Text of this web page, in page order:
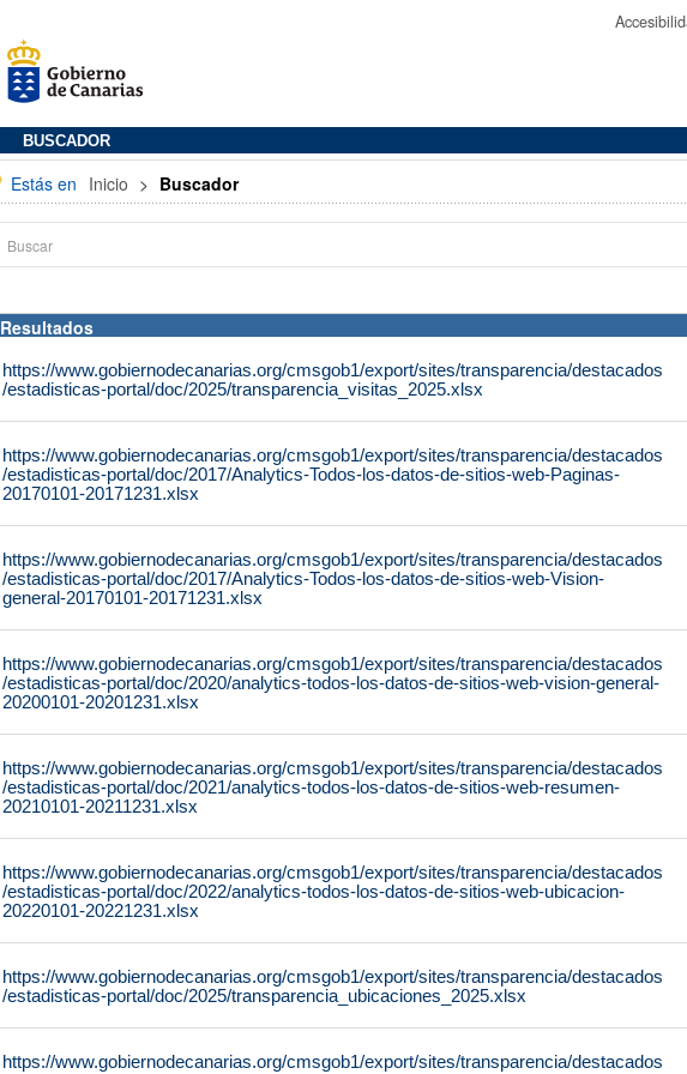
BUSCADOR
Estás en Inicio > Buscador
Resultados
https://www.gobiernodecanarias.org/cmsgob1/export/sites/transparencia/destacados
/estadisticas-portal/doc/2025/transparencia_visitas_2025.xlsx
https://www.gobiernodecanarias.org/cmsgob1/export/sites/transparencia/destacados
/estadisticas-portal/doc/2017/Analytics-Todos-los-datos-de-sitios-web-Paginas-
20170101-20171231.xlsx
https://www.gobiernodecanarias.org/cmsgob1/export/sites/transparencia/destacados
/estadisticas-portal/doc/2017/Analytics-Todos-los-datos-de-sitios-web-Vision-
general-20170101-20171231.xlsx
https://www.gobiernodecanarias.org/cmsgob1/export/sites/transparencia/destacados
/estadisticas-portal/doc/2020/analytics-todos-los-datos-de-sitios-web-vision-general-
20200101-20201231.xlsx
https://www.gobiernodecanarias.org/cmsgob1/export/sites/transparencia/destacados
/estadisticas-portal/doc/2021/analytics-todos-los-datos-de-sitios-web-resumen-
20210101-20211231.xlsx
https://www.gobiernodecanarias.org/cmsgob1/export/sites/transparencia/destacados
/estadisticas-portal/doc/2022/analytics-todos-los-datos-de-sitios-web-ubicacion-
20220101-20221231.xlsx
https://www.gobiernodecanarias.org/cmsgob1/export/sites/transparencia/destacados
/estadisticas-portal/doc/2025/transparencia_ubicaciones_2025.xlsx
https://www.gobiernodecanarias.org/cmsgob1/export/sites/transparencia/destacados